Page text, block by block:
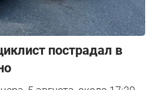
пострадал в